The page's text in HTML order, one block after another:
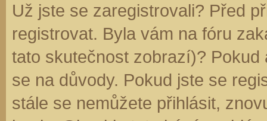
Už jste se zaregistrovali? Před
registrovat. Byla vám na fóru
tato skutečnost zobrazí)?
se na důvody. Pokud jste se
stále se nemůžete přihlásit,